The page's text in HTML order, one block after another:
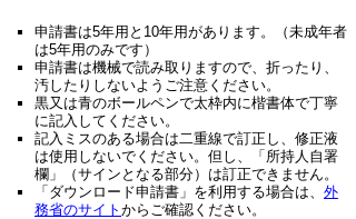
申請書は5年用と10年用があります。（未成年者
は5年用のみです）
申請書は機械で読み取りますので、折ったり、
汚したりしないようご注意ください。
黒又は青のボールペンで太枠内に楷書体で丁寧
に記入してください。
記入ミスのある場合は二重線で訂正し、修正液
は使用しないでください。但し、「所持人自署
欄」（サインとなる部分）は訂正できません。
「ダウンロード申請書」を利用する場合は、 外
務省のサイト からご確認ください。